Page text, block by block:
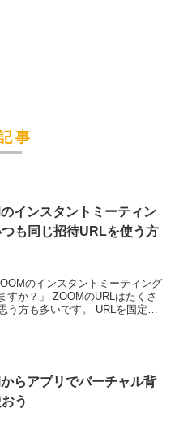
事
インスタントミーティン
も同じ招待URLを使う方
URLはたくさ
う方も多いです。 URLを固定に
らアプリでバーチャル背
う